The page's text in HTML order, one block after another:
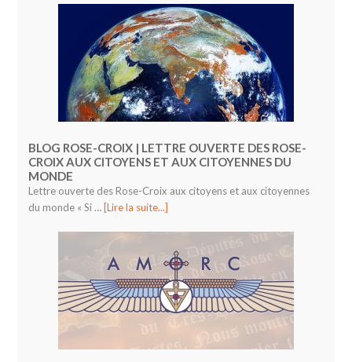
BLOG ROSE-CROIX | LETTRE OUVERTE DES ROSE-
CROIX AUX CITOYENS ET AUX CITOYENNES DU
MONDE
Lettre ouverte des Rose-Croix aux citoyens et aux citoyennes
du monde « Si … [Lire la suite...]